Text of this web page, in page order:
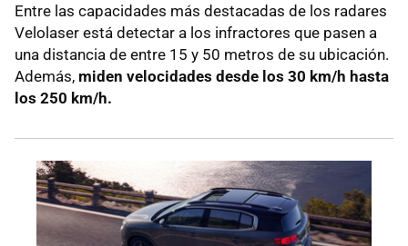
Entre las capacidades más destacadas de los radares
Velolaser está detectar a los infractores que pasen a
una distancia de entre 15 y 50 metros de su ubicación.
Además, miden velocidades desde los 30 km/h hasta
los 250 km/h.